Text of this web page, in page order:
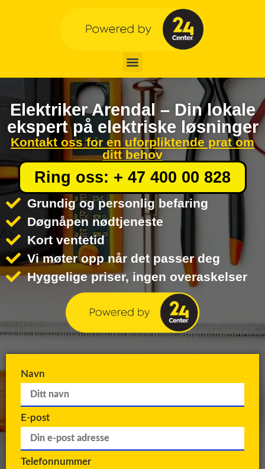
Elektriker Arendal – Din lokale
ekspert på elektriske løsninger
Kontakt oss for en uforpliktende prat om
ditt behov
Ring oss: + 47 400 00 828
Grundig og personlig befaring
Døgnåpen nødtjeneste
Kort ventetid
Vi møter opp når det passer deg
Hyggelige priser, ingen overaskelser
Navn
E-post
Telefonnummer